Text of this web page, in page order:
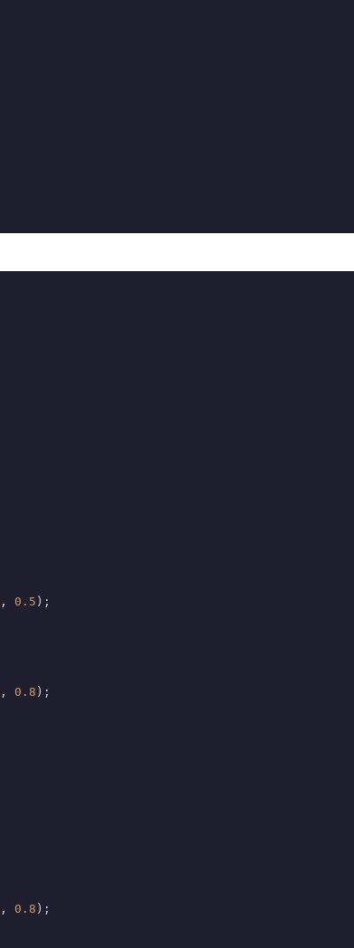
, 0.5 );
, 0.8 );
, 0.8 );